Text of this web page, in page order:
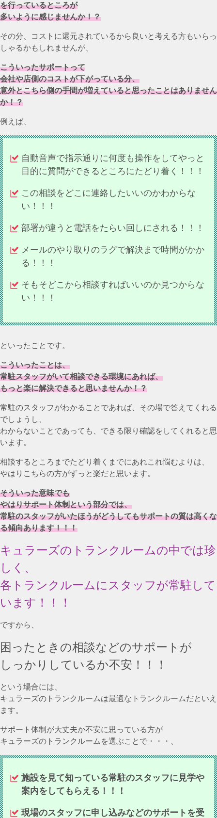
を行っているところが
多いように感じませんか！？
その分、コストに還元されているから良いと考える方もいらっ
しゃるかもしれませんが、
こういったサポートって
会社や店側のコストが下がっている分、
意外とこちら側の手間が増えていると思ったことはありません
か！？
例えば、
自動音声で指示通りに何度も操作をしてやっと
目的に質問ができるところにたどり着く！！！
この相談をどこに連絡したいいのかわからな
い！！！
部署が違うと電話をたらい回しにされる！！！
メールのやり取りのラグで解決まで時間がかか
る！！！
そもそどこから相談すればいいのか見つからな
い！！！
といったことです。
こういったことは、
常駐スタッフがいて相談できる環境にあれば、
もっと楽に解決できると思いませんか！？
常駐のスタッフがわかることであれば、その場で答えてくれる
でしょうし、
わからないことであっても、できる限り確認をしてくれると思
います。
相談するところまでたどり着くまでにあれこれ悩むよりは、
やはりこちらの方がずっと楽だと思います。
そういった意味でも
やはりサポート体制という部分では、
常駐のスタッフがいたほうがどうしてもサポートの質は高くな
る傾向あります！！！
キュラーズのトランクルームの中では珍
しく、
各トランクルームにスタッフが常駐して
います！！！
ですから、
困ったときの相談などのサポートが
しっかりしているか不安！！！
という場合には、
キュラーズのトランクルームは最適なトランクルームだといえ
ます。
サポート体制が大丈夫か不安に思っている方が
キュラーズのトランクルームを選ぶことで・・・、
施設を見て知っている常駐のスタッフに見学や
案内をしてもらえる！！！
現場のスタッフに申し込みなどのサポートを受